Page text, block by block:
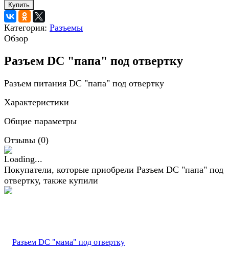
Купить
Категория: Разъемы
Обзор
Разъем DC "папа" под отвертку
Разъем питания DC "папа" под отвертку
Характеристики
Общие параметры
Отзывы (0)
Покупатели, которые приобрели Разъем DC "папа" под
отвертку, также купили